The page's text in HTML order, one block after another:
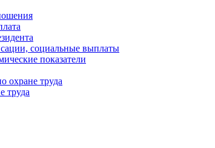
социальные выплаты
показатели
охране труда
труда